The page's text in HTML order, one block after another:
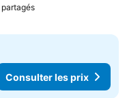
Consulter les prix